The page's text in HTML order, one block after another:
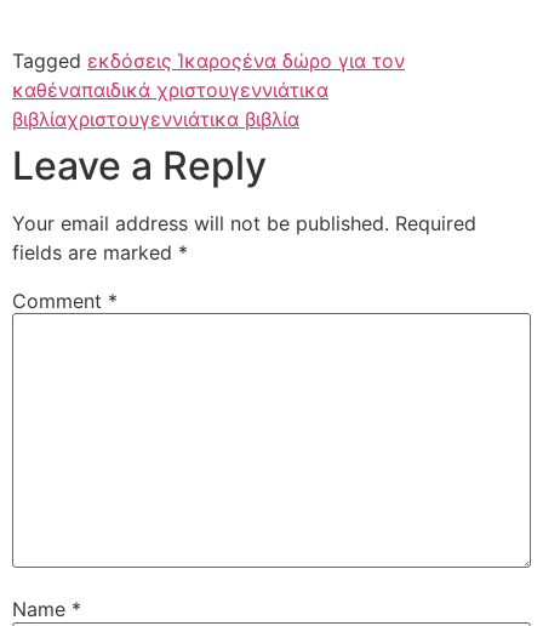
Tagged εκδόσεις Ίκαροςένα δώρο για τον
καθέναπαιδικά χριστουγεννιάτικα
βιβλίαχριστουγεννιάτικα βιβλία
Leave a Reply
Your email address will not be published. Required
fields are marked *
Comment *
Name *